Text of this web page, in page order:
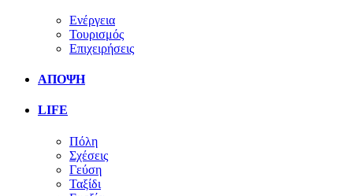
Ενέργεια
Τουρισμός
Επιχειρήσεις
ΑΠΟΨΗ
LIFE
Πόλη
Σχέσεις
Γεύση
Ταξίδι